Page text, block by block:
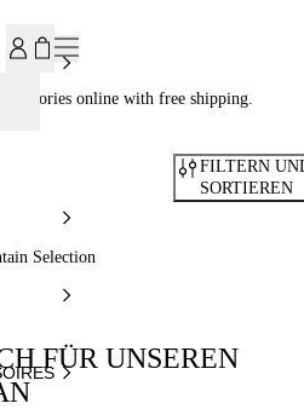
online with free shipping.
FILTERN
SORTIEREN
Selection
FÜR UNSEREN